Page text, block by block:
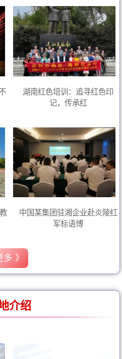
湖南红色培训：追寻红色印
记，传承红
中国某集团驻湘企业赴炎陵红
军标语博
多 》
介绍